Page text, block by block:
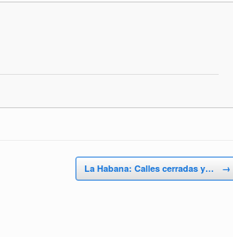
La Habana: Calles cerradas y… →